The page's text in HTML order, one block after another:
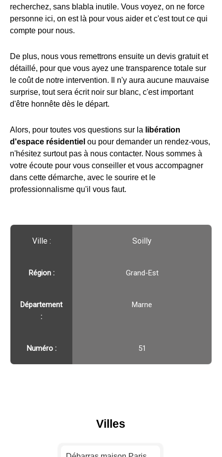
recherchez, sans blabla inutile. Vous voyez, on ne force
personne ici, on est là pour vous aider et c'est tout ce qui
compte pour nous.
De plus, nous vous remettrons ensuite un devis gratuit et
détaillé, pour que vous ayez une transparence totale sur
le coût de notre intervention. Il n'y aura aucune mauvaise
surprise, tout sera écrit noir sur blanc, c'est important
d'être honnête dès le départ.
Alors, pour toutes vos questions sur la libération
d'espace résidentiel ou pour demander un rendez-vous,
n'hésitez surtout pas à nous contacter. Nous sommes à
votre écoute pour vous conseiller et vous accompagner
dans cette démarche, avec le sourire et le
professionnalisme qu'il vous faut.
Ville :️ Soilly
Région :️ Grand-Est
Département
:
Marne
Numéro : 51
Villes